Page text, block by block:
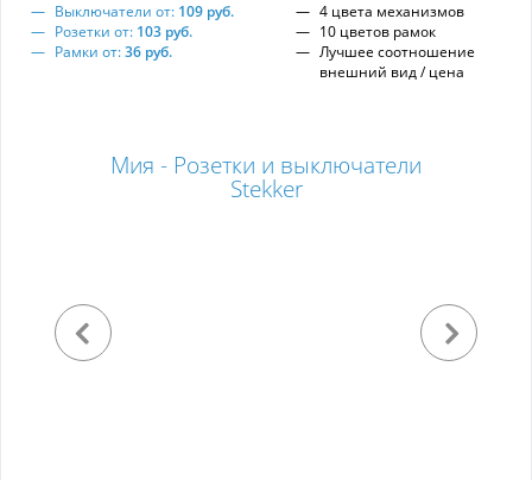
Выключатели от: 109 руб.
Розетки от: 103 руб.
Рамки от:36 руб.
4 цвета механизмов
10 цветов рамок
Лучшее соотношение
внешний вид / цена
Мия - Розетки и выключатели
Stekker